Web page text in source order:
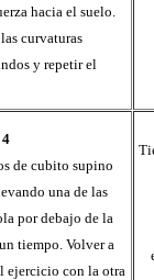
hacia el suelo.
curvaturas
y repetir el
de cubito supino
una de las
por debajo de la
tiempo. Volver a
ejercicio con la otra